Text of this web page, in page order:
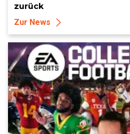
zurück
Zur News